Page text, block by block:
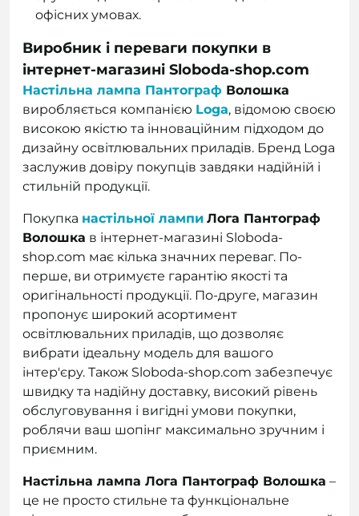
офісних умовах.
Виробник і переваги покупки в
інтернет-магазині Sloboda-shop.com
Настільна лампа Пантограф Волошка
виробляється компанією Loga, відомою своєю
високою якістю та інноваційним підходом до
дизайну освітлювальних приладів. Бренд Loga
заслужив довіру покупців завдяки надійній і
стильній продукції.
Покупка настільної лампи Лога Пантограф
Волошка в інтернет-магазині Sloboda-
shop.com має кілька значних переваг. По-
перше, ви отримуєте гарантію якості та
оригінальності продукції. По-друге, магазин
пропонує широкий асортимент
освітлювальних приладів, що дозволяє
вибрати ідеальну модель для вашого
інтер'єру. Також Sloboda-shop.com забезпечує
швидку та надійну доставку, високий рівень
обслуговування і вигідні умови покупки,
роблячи ваш шопінг максимально зручним і
приємним.
Настільна лампа Лога Пантограф Волошка –
це не просто стильне та функціональне